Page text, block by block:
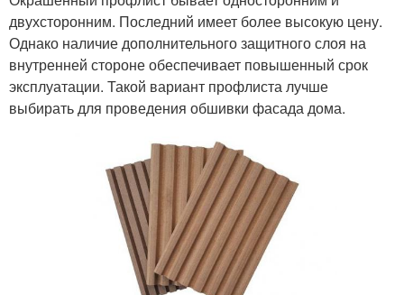
двухсторонним. Последний имеет более высокую цену.
Однако наличие дополнительного защитного слоя на
внутренней стороне обеспечивает повышенный срок
эксплуатации. Такой вариант профлиста лучше
выбирать для проведения обшивки фасада дома.